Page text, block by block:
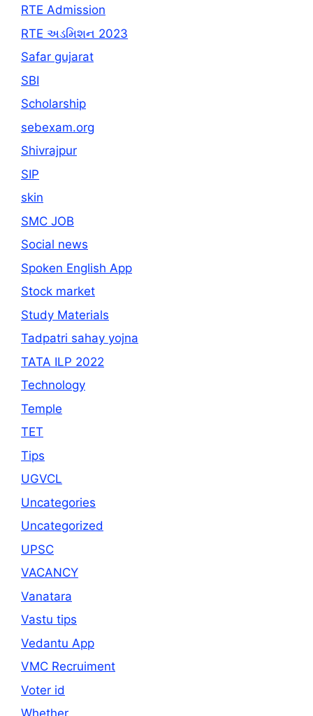
RTE Admission
RTE અડમિશન 2023
Safar gujarat
SBI
Scholarship
sebexam.org
Shivrajpur
SIP
skin
SMC JOB
Social news
Spoken English App
Stock market
Study Materials
Tadpatri sahay yojna
TATA ILP 2022
Technology
Temple
TET
Tips
UGVCL
Uncategories
Uncategorized
UPSC
VACANCY
Vanatara
Vastu tips
Vedantu App
VMC Recruiment
Voter id